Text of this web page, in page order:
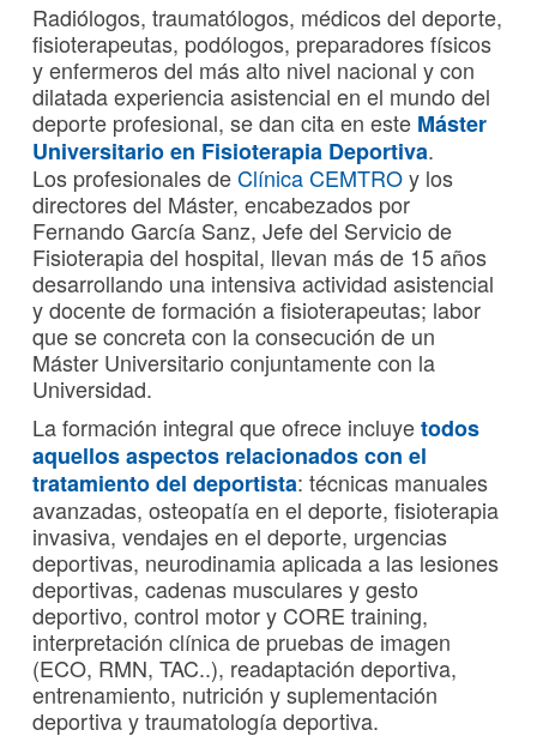
Radiólogos, traumatólogos, médicos del deporte,
fisioterapeutas, podólogos, preparadores físicos
y enfermeros del más alto nivel nacional y con
dilatada experiencia asistencial en el mundo del
deporte profesional, se dan cita en este Máster
Universitario en Fisioterapia Deportiva.
Los profesionales deClínica CEMTROy los
directores del Máster, encabezados por
Fernando García Sanz, Jefe del Servicio de
Fisioterapia del hospital, llevan más de 15 años
desarrollando una intensiva actividad asistencial
y docente de formación a fisioterapeutas; labor
que se concreta con la consecución de un
Máster Universitario conjuntamente con la
Universidad.
La formación integral que ofrece incluyetodos
aquellos aspectos relacionados con el
tratamiento del deportista: técnicas manuales
avanzadas, osteopatía en el deporte, fisioterapia
invasiva, vendajes en el deporte, urgencias
deportivas, neurodinamia aplicada a las lesiones
deportivas, cadenas musculares y gesto
deportivo, control motor y CORE training,
interpretación clínica de pruebas de imagen
(ECO, RMN, TAC..), readaptación deportiva,
entrenamiento, nutrición y suplementación
deportiva y traumatología deportiva.